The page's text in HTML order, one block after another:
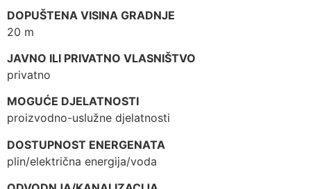
DOPUŠTENA VISINA GRADNJE
20 m
JAVNO ILI PRIVATNO VLASNIŠTVO
privatno
MOGUĆE DJELATNOSTI
proizvodno-uslužne djelatnosti
DOSTUPNOST ENERGENATA
plin/električna energija/voda